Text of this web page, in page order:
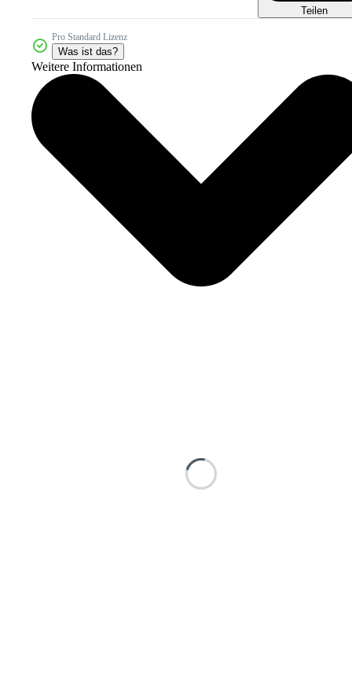
Teilen
Pro Standard Lizenz
Was ist das?
Weitere Informationen